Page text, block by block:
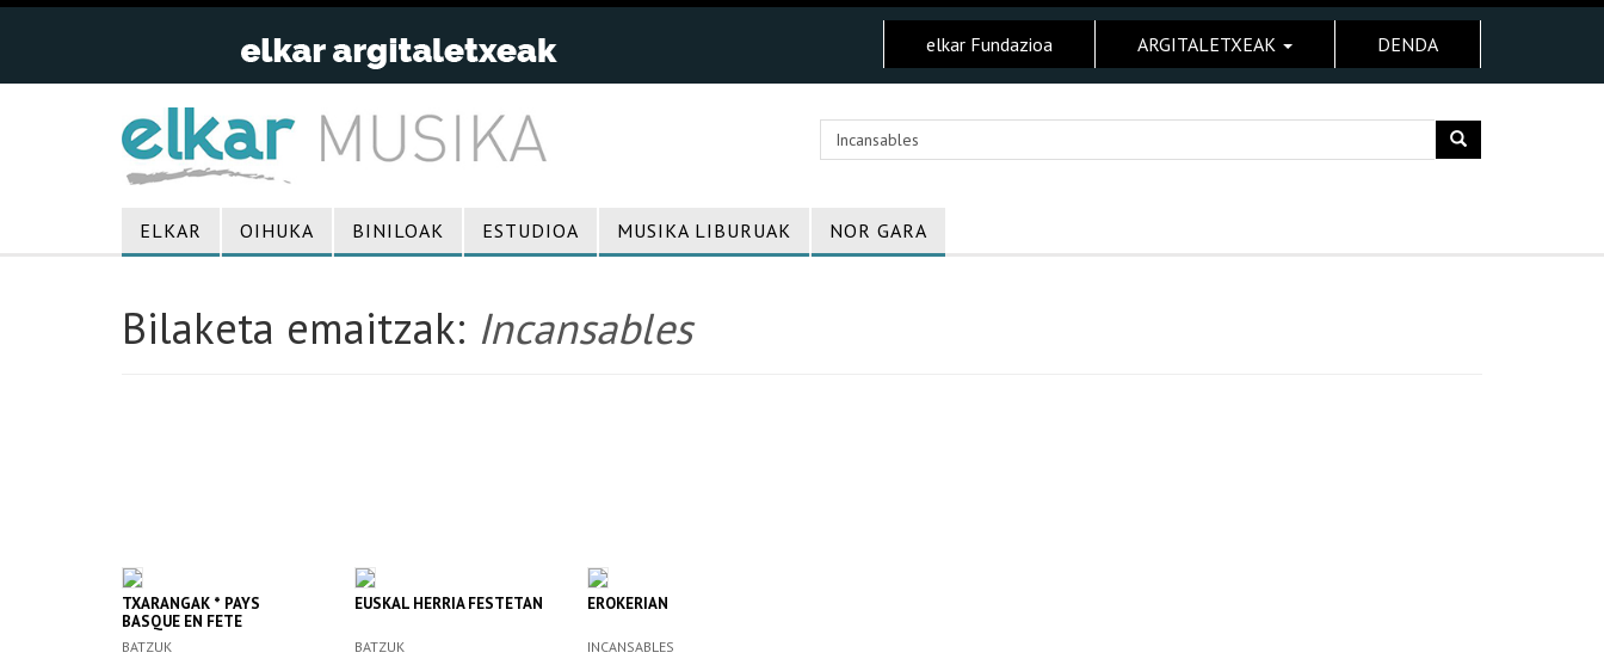
elkar Fundazioa ARGITALETXEAK DENDA
ELKAR OIHUKA BINILOAK ESTUDIOA MUSIKA LIBURUAK NOR GARA
Bilaketa emaitzak: Incansables
TXARANGAK * PAYS
BASQUE EN FETE
BATZUK
EUSKAL HERRIA FESTETAN
BATZUK
EROKERIAN
INCANSABLES